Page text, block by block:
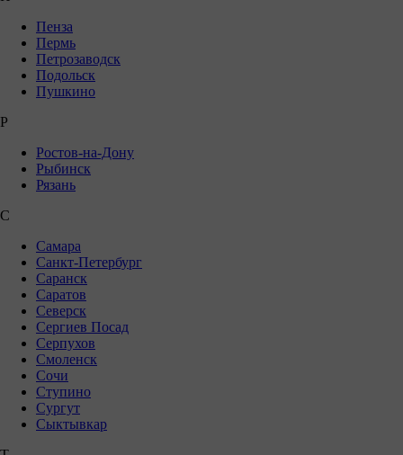
Пенза
Пермь
Петрозаводск
Подольск
Пушкино
Р
Ростов-на-Дону
Рыбинск
Рязань
С
Самара
Санкт-Петербург
Саранск
Саратов
Северск
Сергиев Посад
Серпухов
Смоленск
Сочи
Ступино
Сургут
Сыктывкар